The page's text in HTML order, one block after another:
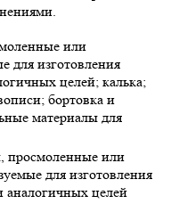
или
для изготовления
целей; калька;
бортовка и
материалы для
просмоленные или
для изготовления
целей